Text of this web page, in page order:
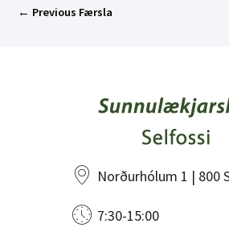
← Previous Færsla
Norðurhólum 1 | 800
7:30-15:00